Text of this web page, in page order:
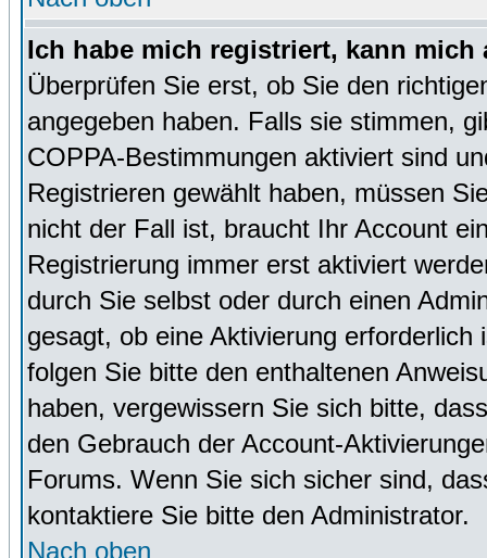
Ich habe mich registriert, kann
Überprüfen Sie erst, ob Sie den
angegeben haben. Falls sie stimmen,
COPPA-Bestimmungen aktiviert sind
Registrieren gewählt haben, müssen
nicht der Fall ist, braucht Ihr Account
Registrierung immer erst aktiviert
durch Sie selbst oder durch einen
gesagt, ob eine Aktivierung
folgen Sie bitte den enthaltenen
haben, vergewissern Sie sich bitte,
den Gebrauch der Account-
Forums. Wenn Sie sich sicher sind,
kontaktiere Sie bitte den Administrator.
Nach oben